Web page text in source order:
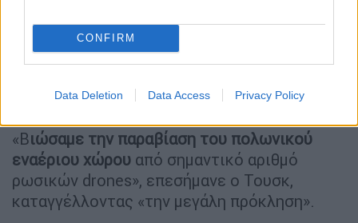
CONFIRM
Data Deletion Data Access Privacy Policy
Ο πρωθυπουργός της ΠολωνίαςΝτόναλντ
έκανε λόγο για «
πρόκληση», μετά την αναχαίτιση πολλών
«ρωσικών drones» που εισήλθαν στον
πολωνικό εναέριο χώρο.
«Βιώσαμε την παραβίαση του πολωνικού
εναέριου χώρου από σημαντικό αριθμό
ρωσικών drones», επεσήμανε ο Τουσκ,
καταγγέλλοντας «την μεγάλη πρόκληση».